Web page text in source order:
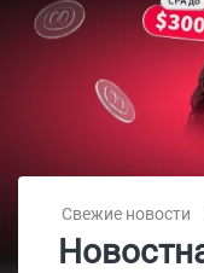
Свежие новости